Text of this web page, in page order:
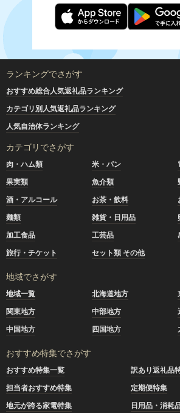
ランキングでさがす
おすすめ総合人気返礼品ランキング
カテゴリ別人気返礼品ランキング
人気自治体ランキング
カテゴリでさがす
肉・ハム類 米・パン
果実類
魚介類
酒・アルコール
お茶・飲料
麺類
雑貨・日用品
加工食品
工芸品
旅行・チケット
セット類 その他
地域でさがす
地域一覧 北海道地方
関東地方
中部地方
中国地方
四国地方
おすすめ特集でさがす
おすすめ特集一覧
訳あり返礼品
担当者おすすめ特集
定期便特集
地元が誇る家電特集
日用品・消耗